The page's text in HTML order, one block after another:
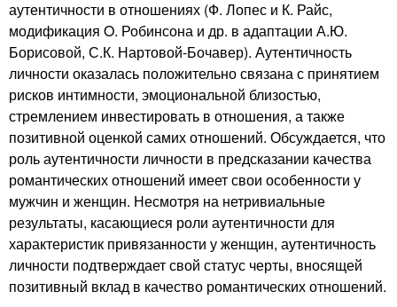
аутентичности в отношениях (Ф. Лопес и К. Райс,
модификация O. Робинсона и др. в адаптации А.Ю.
Борисовой, С.К. Нартовой-Бочавер). Аутентичность
личности оказалась положительно связана с принятием
рисков интимности, эмоциональной близостью,
стремлением инвестировать в отношения, а также
позитивной оценкой самих отношений. Обсуждается, что
роль аутентичности личности в предсказании качества
романтических отношений имеет свои особенности у
мужчин и женщин. Несмотря на нетривиальные
результаты, касающиеся роли аутентичности для
характеристик привязанности у женщин, аутентичность
личности подтверждает свой статус черты, вносящей
позитивный вклад в качество романтических отношений.